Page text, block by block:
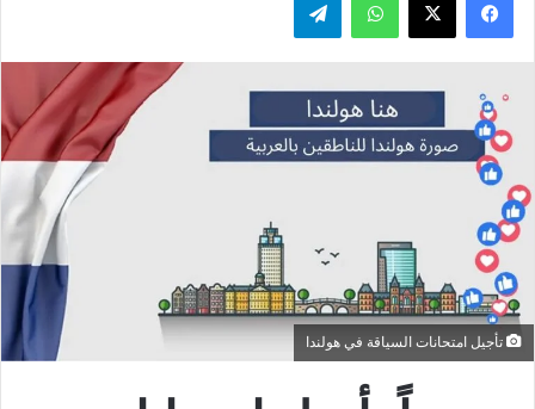
تأجيل امتحانات السياقة في هولندا